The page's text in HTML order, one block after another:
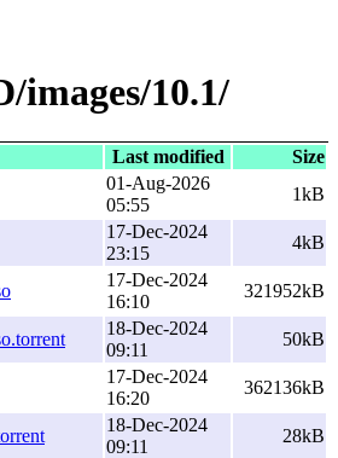
images/10.1/
Last modified
Size
01-Aug-2026
05:55
1kB
17-Dec-2024
23:15
4kB
17-Dec-2024
16:10
321952kB
18-Dec-2024
09:11
50kB
17-Dec-2024
16:20
362136kB
18-Dec-2024
09:11
28kB